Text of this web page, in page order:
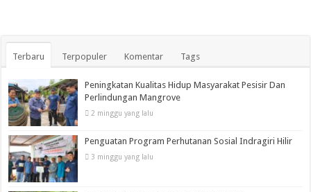
Terbaru Terpopuler Komentar Tags
Peningkatan Kualitas Hidup Masyarakat Pesisir Dan
Perlindungan Mangrove
2 minggu yang lalu
Penguatan Program Perhutanan Sosial Indragiri Hilir
3 minggu yang lalu